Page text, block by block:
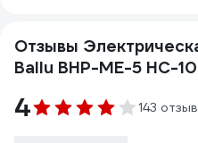
Отзывы
Ballu BHP-ME-5 НС-
4 143